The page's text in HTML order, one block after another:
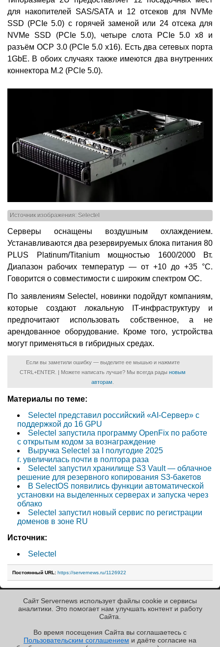
для накопителей SAS/SATA и 12 отсеков для NVMe
SSD (РСIe 5.0) с горячей заменой или 24 отсека для
NVMe SSD (РСIe 5.0), четыре слота PCIe 5.0 x8 и
разъём ОСР 3.0 (PCIe 5.0 х16). Есть два сетевых порта
1GbE. В обоих случаях также имеются два внутренних
коннектора М.2 (PCle 5.0).
Источник изображения: Selectel
Серверы оснащены воздушным охлаждением.
Устанавливаются два резервируемых блока питания 80
PLUS Platinum/Titanium мощностью 1600/2000 Вт.
Диапазон рабочих температур — от +10 до +35 °C.
Говорится о совместимости с широким спектром ОС.
По заявлениям Selectel, новинки подойдут компаниям,
которые создают локальную IT-инфраструктуру и
предпочитают использовать собственное, а не
арендованное оборудование. Кроме того, устройства
могут применяться в гибридных средах.
Если вы заметили ошибку — выделите ее мышью и нажмите
CTRL+ENTER. | Можете написать лучше? Мы всегда рады новым
авторам
Материалы по теме:
Selectel представил российский «AI-Сервер» с
поддержкой до 16 GPU
Selectel запустила программу OpenFix по работе
с открытым кодом за вознаграждение
Выручка Selectel за I полугодие 2025
г. увеличилась почти в полтора раза
Selectel запустил хранилище S3 Vault — облачное
решение для резервного копирования S3-бакетов
В SelectOS появились функции автоматической
установки на выделенных серверах и запуска через
облако
Selectel запустил новый сервис по регистрации
доменов в зоне RU
Источник:
Selectel
Постоянный URL: https://servernews.ru/1126922
« Назад к ленте
РЕКЛАМА • ООО «ЛАБОРАТОРИЯ ЧИСЛИТЕЛЬ»
Сайт Servernews использует файлы cookie и сервисы
аналитики. Это помогает нам улучшать контент и работу
Cайта.
Во время посещения Cайта вы соглашаетесь с
Пользовательским соглашением и даёте согласие на